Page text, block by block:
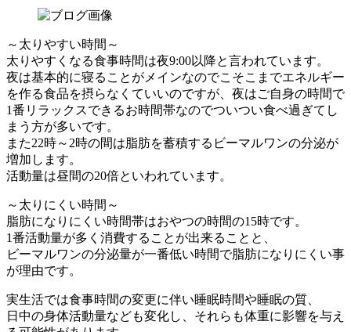
～太りやすい時間～
太りやすくなる食事時間は夜9:00以降と言われています。
夜は基本的に寝ることがメインなのでこそこまでエネルギー
を作る食品を摂らなくていいのですが、夜はご自身の時間で
1番リラックスできるお時間帯なのでついつい食べ過ぎてし
まう方が多いです。
また22時～2時の間は脂肪を蓄積するビーマルワンの分泌が
増加します。
活動量は昼間の20倍といわれています。
～太りにくい時間～
脂肪になりにくい時間帯はおやつの時間の15時です。
1番活動量が多く消費することが出来ることと、
ビーマルワンの分泌量が一番低い時間で脂肪になりにくい事
が理由です。
実生活では食事時間の変更に伴い睡眠時間や睡眠の質、
日中の身体活動量なども変化し、それらも体重に影響を与え